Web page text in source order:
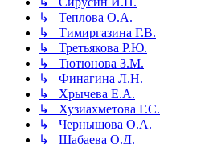
↳ Теплова О.А.
↳ Тимиргазина Г.В.
↳ Третьякова Р.Ю.
↳ Тютюнова З.М.
↳ Финагина Л.Н.
↳ Хрычева Е.А.
↳ Хузиахметова Г.С.
↳ Чернышова О.А.
↳ Шабаева О.Д.